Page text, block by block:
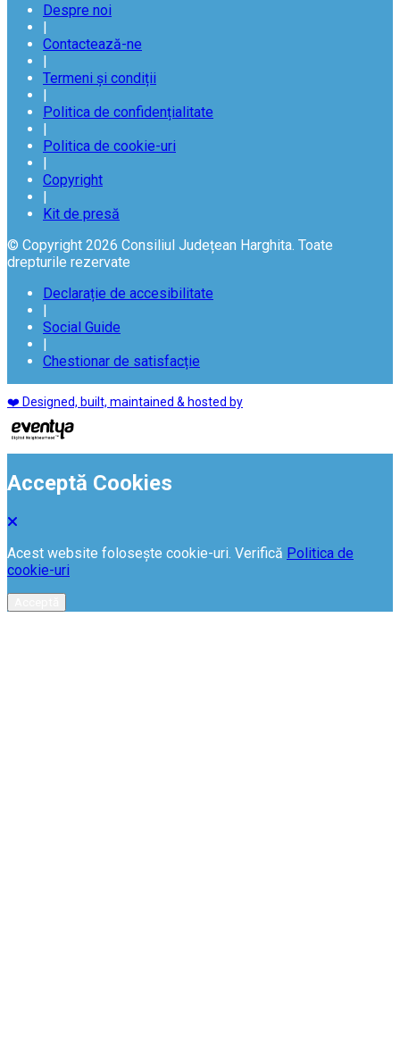
Despre noi
|
Contactează-ne
|
Termeni și condiții
|
Politica de confidențialitate
|
Politica de cookie-uri
|
Copyright
|
Kit de presă
© Copyright 2026 Consiliul Județean Harghita. Toate
drepturile rezervate
Declarație de accesibilitate
|
Social Guide
|
Chestionar de satisfacție
❤️ Designed, built, maintained & hosted by
Acceptă Cookies
Acest website folosește cookie-uri. Verifică Politica de
cookie-uri